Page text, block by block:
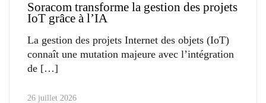
Soracom transforme la gestion des projets
IoT grâce à l’IA
La gestion des projets Internet des objets (IoT)
connaît une mutation majeure avec l’intégration
de
26 juillet 2026